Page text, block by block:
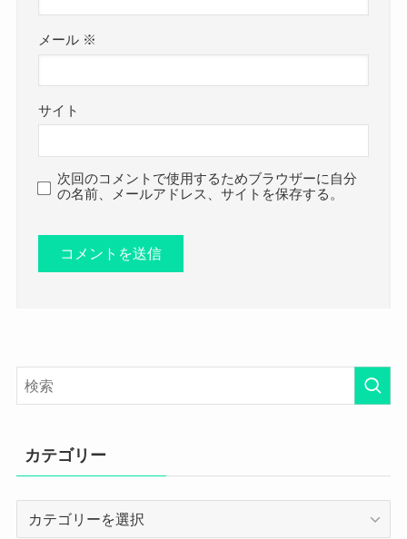
メール ※
サイト
次回のコメントで使用するためブラウザーに自分
の名前、メールアドレス、サイトを保存する。
カテゴリー